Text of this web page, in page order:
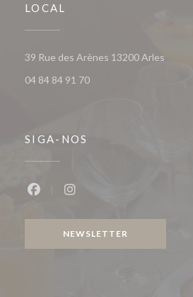
LOCAL
39 Rue des Arènes 13200 Arles
04 84 84 91 70
SIGA-NOS
NEWSLETTER